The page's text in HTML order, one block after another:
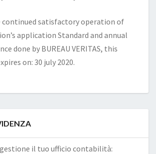
continued satisfactory operation of
application Standard and annual
done by BUREAU VERITAS, this
on: 30 july 2020.
il tuo ufficio contabilità: